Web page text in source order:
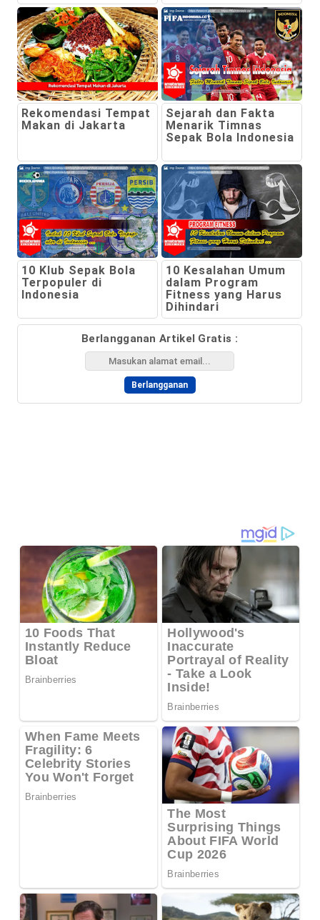
Rekomendasi Tempat
Makan di Jakarta
Sejarah dan Fakta
Menarik Timnas
Sepak Bola Indonesia
10 Klub Sepak Bola
Terpopuler di
Indonesia
10 Kesalahan Umum
dalam Program
Fitness yang Harus
Dihindari
Berlangganan Artikel Gratis :